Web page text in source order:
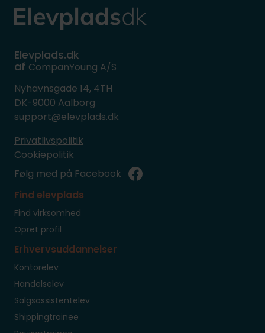
Elevplads.dk
af CompanYoung A/S
Nyhavnsgade 14, 4TH
DK-9000 Aalborg
support@elevplads.dk
Privatlivspolitik
Cookiepolitik
Følg med på Facebook
Find elevplads
Find virksomhed
Opret profil
Erhvervsuddannelser
Kontorelev
Handelselev
Salgsassistentelev
Shippingtrainee